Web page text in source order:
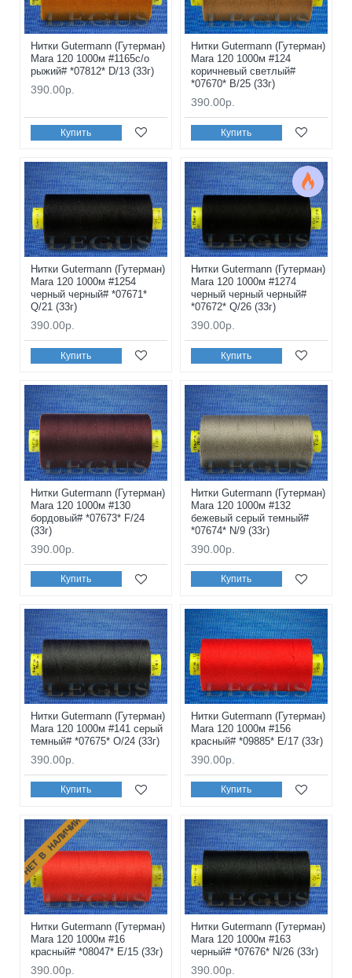
Нитки Gutermann (Гутерман)
Mara 120 1000м #1165с/о
рыжий# *07812* D/13 (33г)
390.00р.
Купить
Нитки Gutermann (Гутерман)
Mara 120 1000м #124
коричневый светлый#
*07670* B/25 (33г)
390.00р.
Купить
Нитки Gutermann (Гутерман)
Mara 120 1000м #1254
черный черный# *07671*
Q/21 (33г)
390.00р.
Купить
Нитки Gutermann (Гутерман)
Mara 120 1000м #1274
черный черный черный#
*07672* Q/26 (33г)
390.00р.
Купить
Нитки Gutermann (Гутерман)
Mara 120 1000м #130
бордовый# *07673* F/24
(33г)
390.00р.
Купить
Нитки Gutermann (Гутерман)
Mara 120 1000м #132
бежевый серый темный#
*07674* N/9 (33г)
390.00р.
Купить
Нитки Gutermann (Гутерман)
Mara 120 1000м #141 серый
темный# *07675* O/24 (33г)
390.00р.
Купить
Нитки Gutermann (Гутерман)
Mara 120 1000м #156
красный# *09885* E/17 (33г)
390.00р.
Купить
НЕТ В НАЛИЧИИ
Нитки Gutermann (Гутерман)
Mara 120 1000м #16
красный# *08047* E/15 (33г)
390.00р.
Нитки Gutermann (Гутерман)
Mara 120 1000м #163
черный# *07676* N/26 (33г)
390.00р.